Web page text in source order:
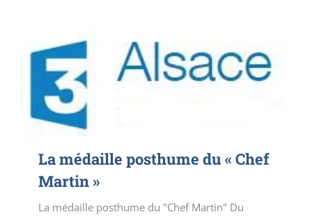
La médaille posthume du « Chef
Martin »
La médaille posthume du "Chef Martin" Du